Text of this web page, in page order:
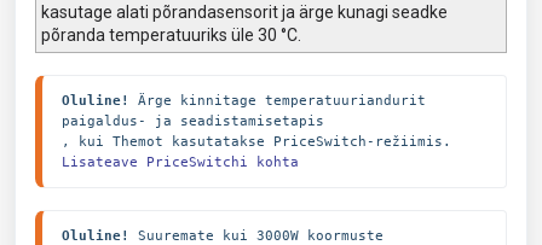
kasutage alati põrandasensorit ja ärge kunagi seadke
põranda temperatuuriks üle 30 °C.
Oluline!
Ärge kinnitage temperatuuriandurit
paigaldus- ja seadistamisetapis
Lisateave PriceSwitchi kohta
Oluline!
Suuremate kui 3000W koormuste